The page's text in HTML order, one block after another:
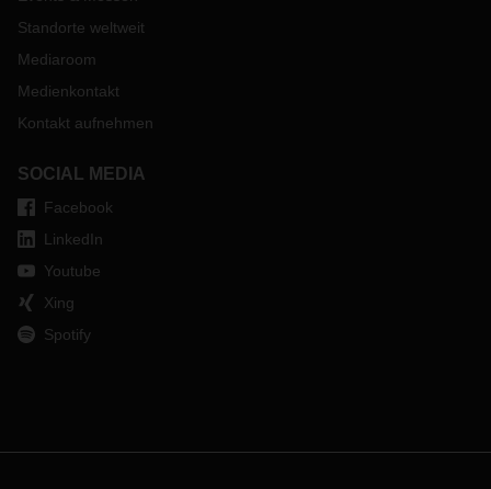
Standorte weltweit
Mediaroom
Medienkontakt
Kontakt aufnehmen
SOCIAL MEDIA
Facebook
LinkedIn
Youtube
Xing
Spotify